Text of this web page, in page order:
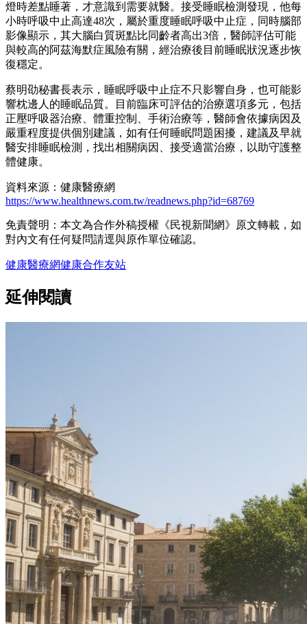
燈時差點睡著，才意識到需要就醫。接受睡眠檢測發現，他每
小時呼吸中止高達48次，屬於重度睡眠呼吸中止症，同時腦部
影像顯示，其大腦白質斑點比同齡者高出3倍，醫師評估可能
與較高的阿茲海默症風險有關，經治療後目前睡眠狀況逐步恢
復穩定。
蔡明劭秘書長表示，睡眠呼吸中止症不只影響自身，也可能影
響枕邊人的睡眠品質。目前臨床可評估的治療選項多元，包括
正壓呼吸器治療、體重控制、手術治療等，醫師會依據病因及
嚴重程度提供個別建議，如有任何睡眠問題困擾，建議及早就
醫安排睡眠檢測，找出相關病因、接受適當治療，以助守護整
體健康。
資料來源：健康醫療網
https://www.healthnews.com.tw/readnews.php?id=68769
免責聲明：本文為合作外稿授權《民視新聞網》原文轉載，如
對內文有任何疑問請逕與原作單位確認。
健康醫療網健康合作友站
延伸閱讀